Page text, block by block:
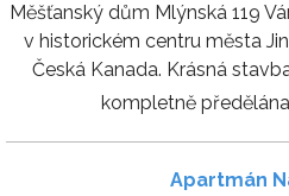
Měšťanský dům Mlýnská 119
v historickém centru města
Česká Kanada. Krásná
kompletně
Apartmán